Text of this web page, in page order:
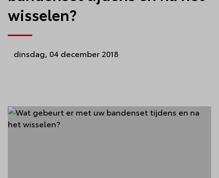
wisselen?
dinsdag, 04 december 2018